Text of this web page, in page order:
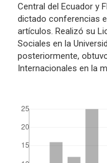
Central del Ecuador y
dictado conferencias
artículos. Realizó su
Sociales en la
posteriormente,
Internacionales en la